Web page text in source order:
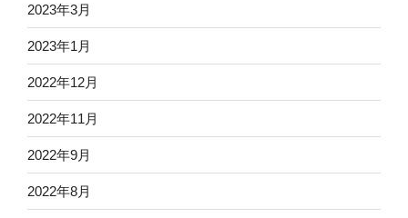
2023年3月
2023年1月
2022年12月
2022年11月
2022年9月
2022年8月